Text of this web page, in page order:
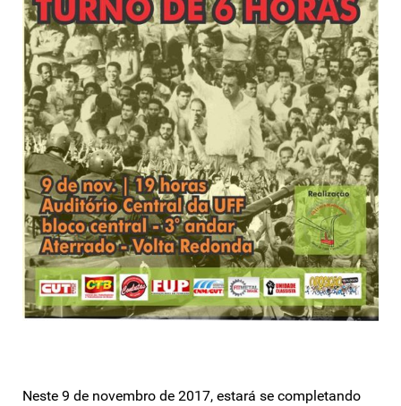
Neste 9 de novembro de 2017, estará se completando